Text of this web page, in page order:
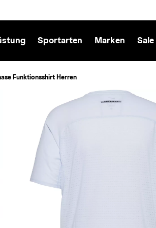
Sportarten Marken Sale
Funktionsshirt Herren